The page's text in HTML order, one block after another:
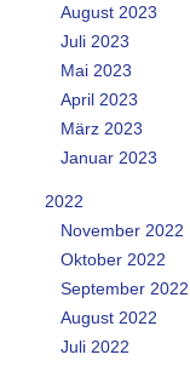
August 2023
Juli 2023
Mai 2023
April 2023
März 2023
Januar 2023
2022
November 2022
Oktober 2022
September 2022
August 2022
Juli 2022